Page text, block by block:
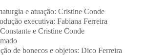
e atuação: Cristine Conde
executiva: Fabiana Ferreira
e Cristine Conde
de bonecos e objetos: Dico Ferreira